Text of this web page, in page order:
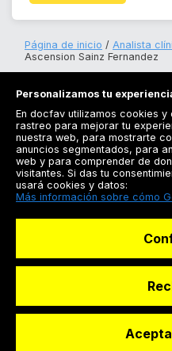
Página de inicio
Analista
Ascension Sainz Fernandez
Docfav
© Dashboard
Personalizamos tu
En docfav utilizamos cookies
rastreo para mejorar tu
nuestra web, para mostrarte
anuncios segmentados, para
web y para comprender de
visitantes. Si das tu
usará cookies y datos:
Más información sobre cómo